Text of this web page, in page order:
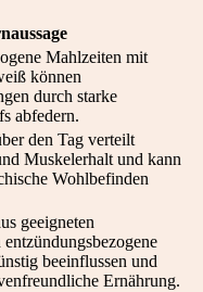
Mahlzeiten mit
können
durch starke
abfedern.
den Tag verteilt
Muskelerhalt und kann
Wohlbefinden
geeigneten
beeinflussen und
Ernährung.